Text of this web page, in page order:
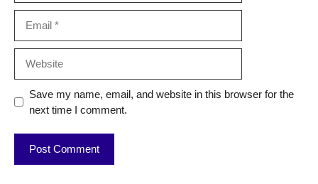
Save my name, email, and website in this browser for the
next time I comment.